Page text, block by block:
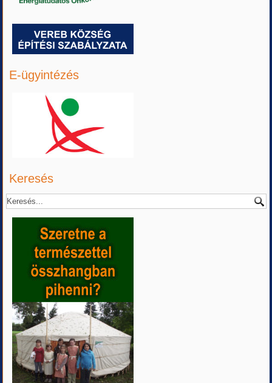
E-ügyintézés
Keresés